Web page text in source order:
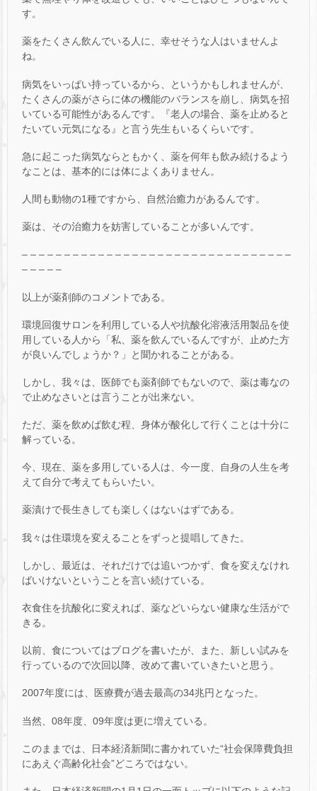
す。
薬をたくさん飲んでいる人に、幸せそうな人はいませんよ
ね。
病気をいっぱい持っているから、というかもしれませんが、
たくさんの薬がさらに体の機能のバランスを崩し、病気を招
いている可能性があるんです。『老人の場合、薬を止めると
たいてい元気になる』と言う先生もいるくらいです。
急に起こった病気ならともかく、薬を何年も飲み続けるよう
なことは、基本的には体によくありません。
人間も動物の1種ですから、自然治癒力があるんです。
薬は、その治癒力を妨害していることが多いんです。
– – – – – – – – – – – – – – – – – – – – – – – – – – – – – – – –
– – – – –
以上が薬剤師のコメントである。
環境回復サロンを利用している人や抗酸化溶液活用製品を使
用している人から「私、薬を飲んでいるんですが、止めた方
が良いんでしょうか？」と聞かれることがある。
しかし、我々は、医師でも薬剤師でもないので、薬は毒なの
で止めなさいとは言うことが出来ない。
ただ、薬を飲めば飲む程、身体が酸化して行くことは十分に
解っている。
今、現在、薬を多用している人は、今一度、自身の人生を考
えて自分で考えてもらいたい。
薬漬けで長生きしても楽しくはないはずである。
我々は住環境を変えることをずっと提唱してきた。
しかし、最近は、それだけでは追いつかず、食を変えなけれ
ばいけないということを言い続けている。
衣食住を抗酸化に変えれば、薬などいらない健康な生活がで
きる。
以前、食についてはブログを書いたが、また、新しい試みを
行っているので次回以降、改めて書いていきたいと思う。
2007年度には、医療費が過去最高の34兆円となった。
当然、08年度、09年度は更に増えている。
このままでは、日本経済新聞に書かれていた“社会保障費負担
にあえぐ高齢化社会”どころではない。